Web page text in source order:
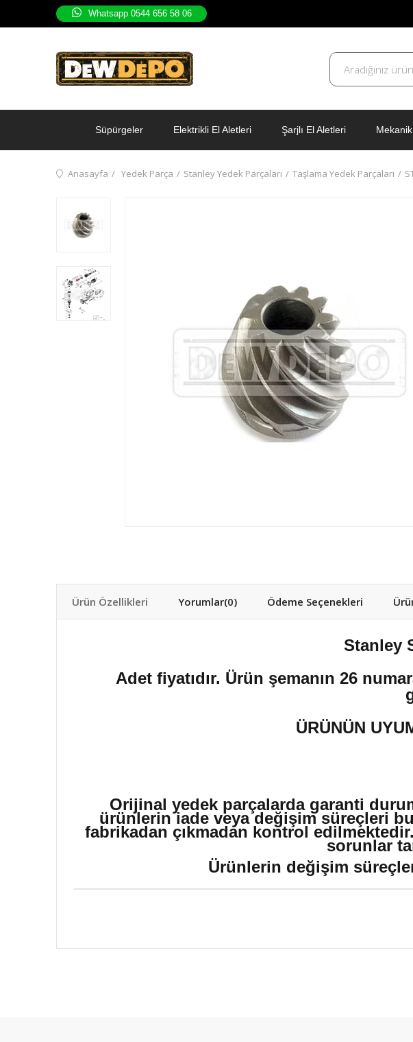
Whatsapp 0544 656 58 06
Süpürgeler Elektrikli El Aletleri Şarjlı El Aletleri
Anasayfa Yedek Parça Stanley Yedek Parçaları Taşlama Yedek Parçaları
Ürün Özellikleri Yorumlar(0) Ödeme Seçenekleri
Stanley
Adet fiyatıdır. Ürün şemanın 26
ÜRÜNÜN
Orijinal yedek parçalarda garanti
ürünlerin iade veya değişim süreçleri
fabrikadan çıkmadan kontrol
sorunlar
Ürünlerin değişim